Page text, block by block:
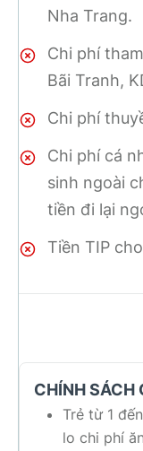
Nha Trang.
Chi phí
Bãi Tranh,
Chi phí
Chi phí cá
sinh ngoài
tiền đi lại
Tiền TIP
CHÍNH SÁCH
Trẻ từ 1
lo chi phí